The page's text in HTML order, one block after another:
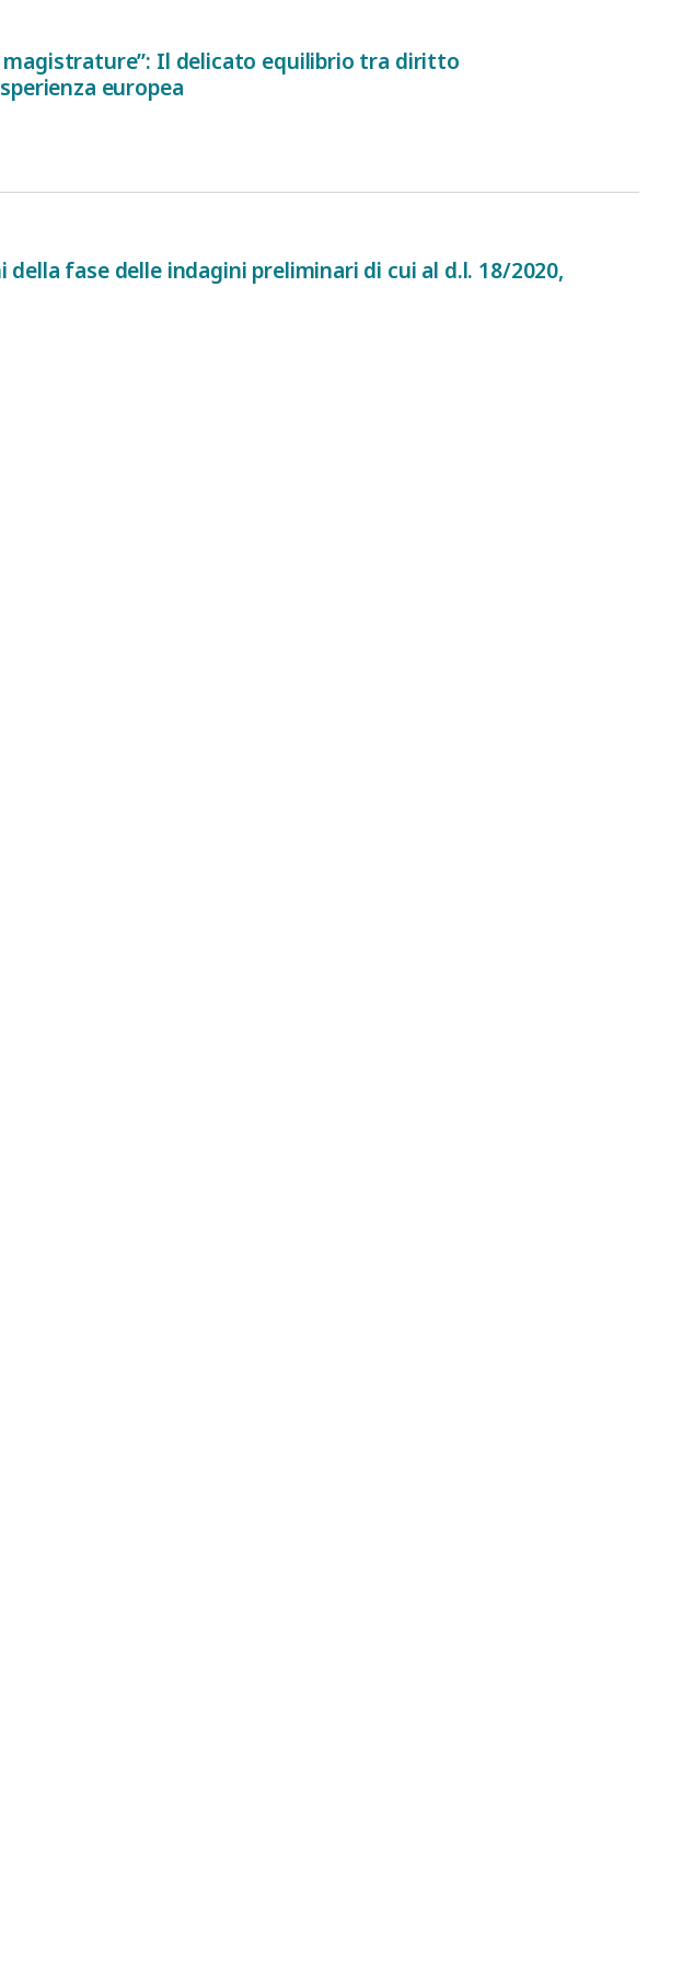
magistrature”: Il delicato equilibrio tra diritto
europea
fase delle indagini preliminari di cui al d.l. 18/2020,